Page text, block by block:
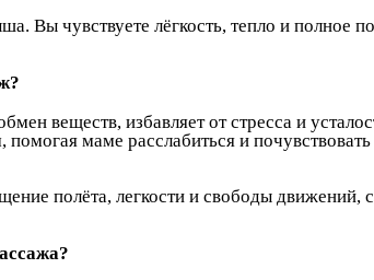
Вы чувствуете лёгкость, тепло и полное
веществ, избавляет от стресса и
маме расслабиться и
полёта, легкости и свободы